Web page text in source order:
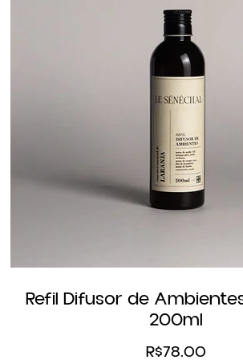
Refil Difusor de
200ml
R$78.00